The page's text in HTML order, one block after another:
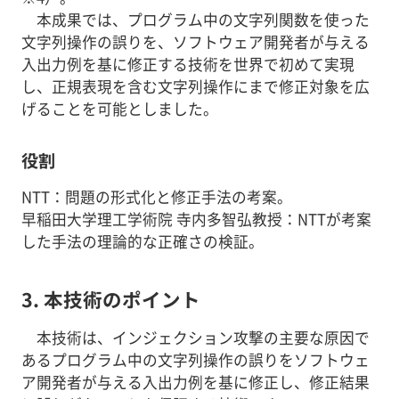
本成果では、プログラム中の文字列関数を使った
文字列操作の誤りを、ソフトウェア開発者が与える
入出力例を基に修正する技術を世界で初めて実現
し、正規表現を含む文字列操作にまで修正対象を広
げることを可能としました。
役割
NTT：問題の形式化と修正手法の考案。
早稲田大学理工学術院 寺内多智弘教授：NTTが考案
した手法の理論的な正確さの検証。
3. 本技術のポイント
本技術は、インジェクション攻撃の主要な原因で
あるプログラム中の文字列操作の誤りをソフトウェ
ア開発者が与える入出力例を基に修正し、修正結果